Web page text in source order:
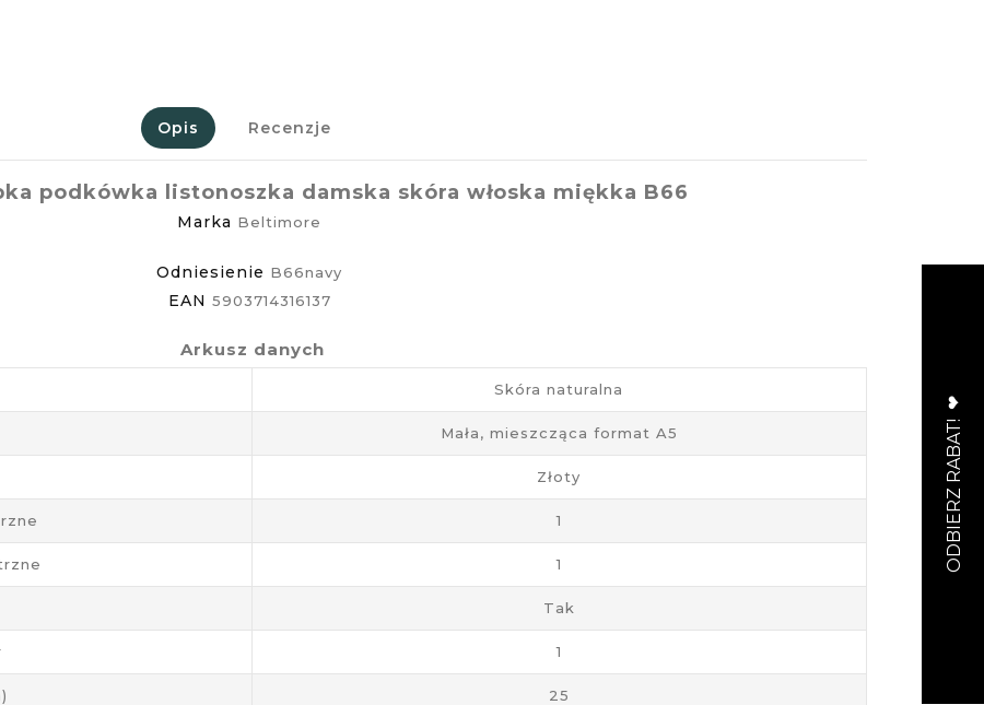
Opis Recenzje
podkówka listonoszka damska skóra włoska miękka B66
Marka Beltimore
Odniesienie B66navy
EAN 5903714316137
Arkusz danych
Skóra naturalna
Mała, mieszcząca format A5
Złoty
1
1
Tak
1
25